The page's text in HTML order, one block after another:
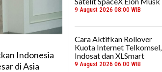
Indonesia
di Asia
9 August 2026 08:00 WIB
Cara Aktifkan Rollover
Kuota Internet Telkomsel,
Indosat dan XLSmart
9 August 2026 06:00 WIB